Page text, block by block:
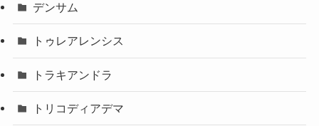
デンサム
トゥレアレンシス
トラキアンドラ
トリコディアデマ